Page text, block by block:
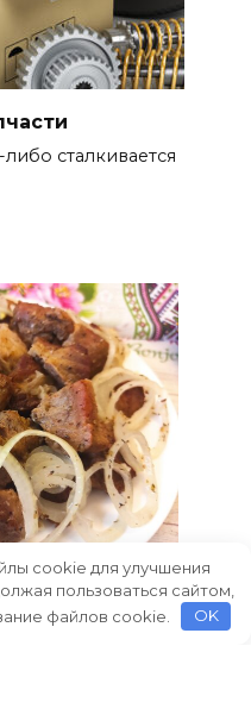
сталкивается
луковой
пошагово и
cookie для улучшения
пользоваться сайтом,
файлов cookie.
OK